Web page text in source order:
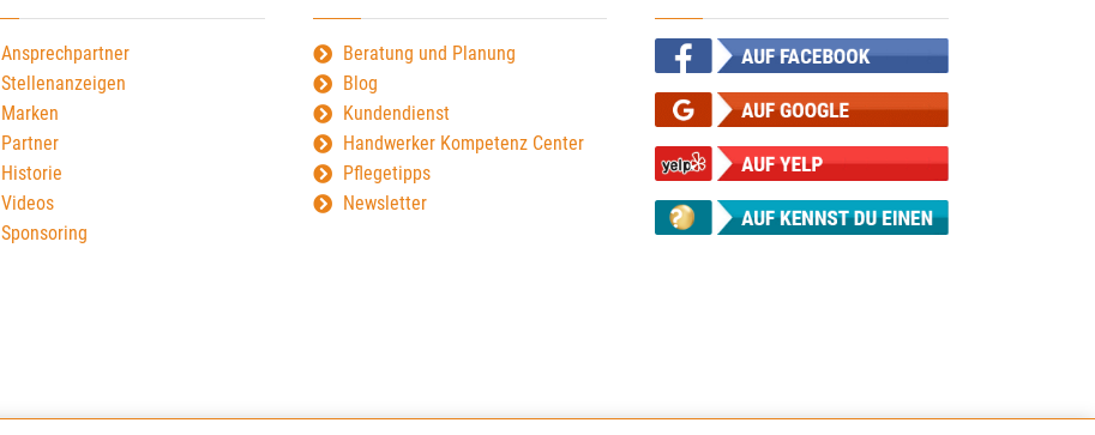
Ansprechpartner
Stellenanzeigen
Marken
Partner
Historie
Videos
Sponsoring
Beratung und Planung
Blog
Kundendienst
Handwerker Kompetenz Center
Pflegetipps
Newsletter